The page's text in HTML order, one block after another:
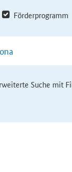
Förderprogramm
Suche mit